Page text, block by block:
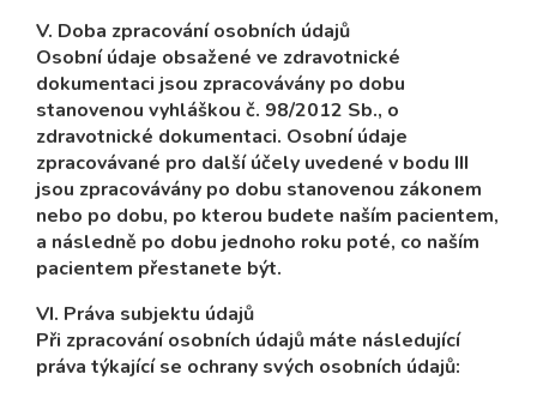
V. Doba zpracování osobních údajů
Osobní údaje obsažené ve zdravotnické
dokumentaci jsou zpracovávány po dobu
stanovenou vyhláškou č. 98/2012 Sb., o
zdravotnické dokumentaci. Osobní údaje
zpracovávané pro další účely uvedené v bodu III
jsou zpracovávány po dobu stanovenou zákonem
nebo po dobu, po kterou budete naším pacientem,
a následně po dobu jednoho roku poté, co naším
pacientem přestanete být.
VI. Práva subjektu údajů
Při zpracování osobních údajů máte následující
práva týkající se ochrany svých osobních údajů: